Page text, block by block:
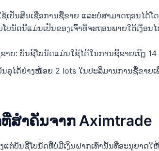
ຊ້ເປັນສິນເຊື່ອການຊື້ຂາຍ ແລະບໍ່ສາມາດຖອນໄດ້
ບນັດນີ້ແມ່ນເປັນຂອງເຈົ້າທີ່ຈະຖອນພາຍໃຕ້ເງື່ອນໄ
າຍ: ບັນຊີໂບນັດແມ່ນໃຊ້ໄດ້ໃນການຊື້ຂາຍເຖິງ 14
ນລຸໄດ້ຢ່າງໜ້ອຍ 2 lots ໃນປະລິມານການຊື້ຂາຍ
ສໍາຄັນຈາກ Aximtrade
ຕ່ບັນຊີໂບນັດທີ່ບໍ່ມີເງິນຝາກເທົ່ານັ້ນທີ່ອະນຸຍາດໃ